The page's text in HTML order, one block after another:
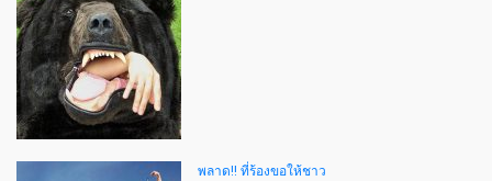
พลาด!! ที่ร้องขอให้ชาว